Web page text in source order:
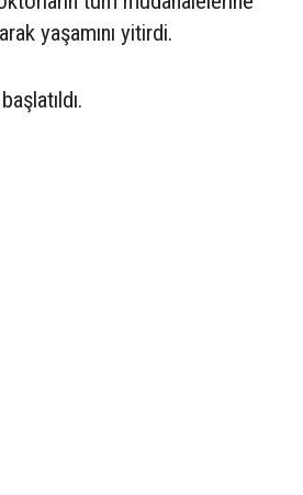
yaşamını yitirdi.